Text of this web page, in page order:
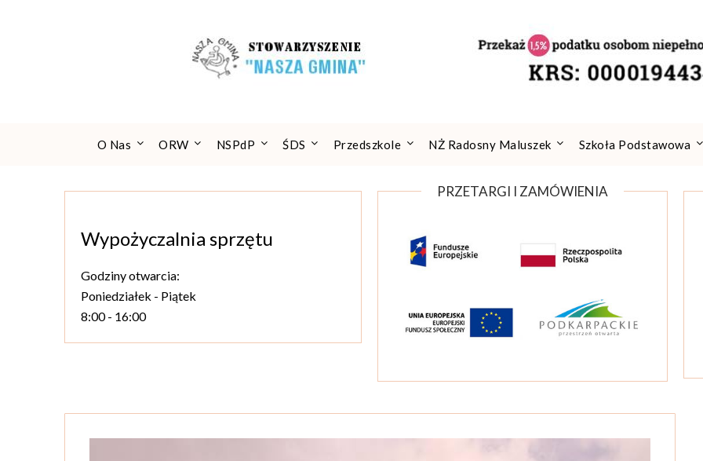
O Nas ORW NSPdP ŚDS Przedszkole NŻ Radosny Maluszek Szkoła Podstawowa
Wypożyczalnia sprzętu
Godziny otwarcia:
Poniedziałek - Piątek
8:00 - 16:00
PRZETARGI I ZAMÓWIENIA